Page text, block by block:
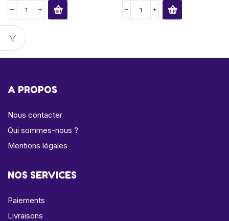
A PROPOS
Nous contacter
Qui sommes-nous ?
Mentions légales
NOS SERVICES
Paiements
Livraisons